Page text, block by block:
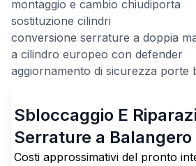
montaggio e cambio chiudiporta
sostituzione cilindri
conversione serrature a doppia
a cilindro europeo con defender
aggiornamento di sicurezza porte
Sbloccaggio E
Serrature a Balangero
Costi approssimativi del pronto